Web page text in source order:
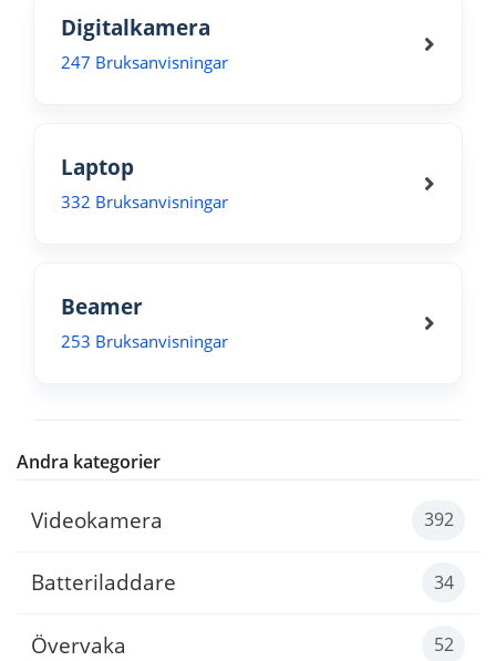
Digitalkamera
247 Bruksanvisningar
Laptop
332 Bruksanvisningar
Beamer
253 Bruksanvisningar
Andra kategorier
Videokamera 392
Batteriladdare 34
Övervaka 52